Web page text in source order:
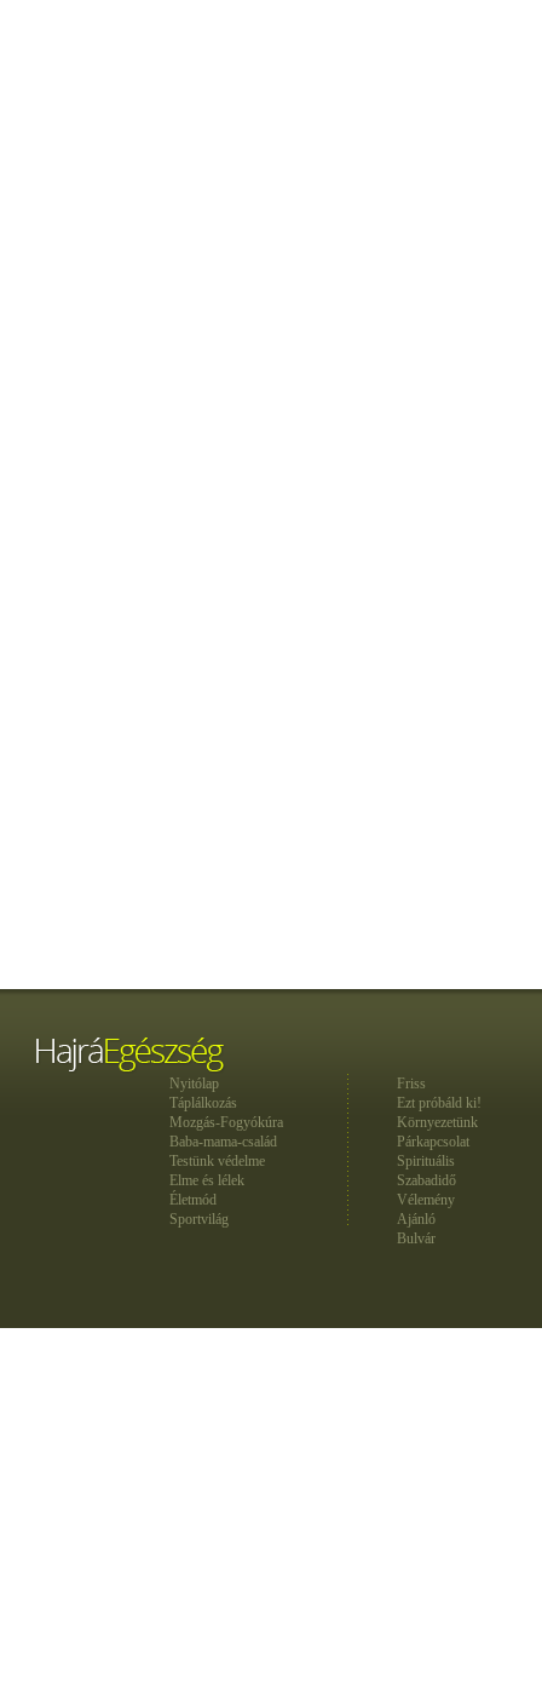
Nyitólap
Táplálkozás
Mozgás-Fogyókúra
Baba-mama-család
Testünk védelme
Elme és lélek
Életmód
Sportvilág
Friss
Ezt próbáld ki!
Környezetünk
Párkapcsolat
Spirituális
Szabadidő
Vélemény
Ajánló
Bulvár